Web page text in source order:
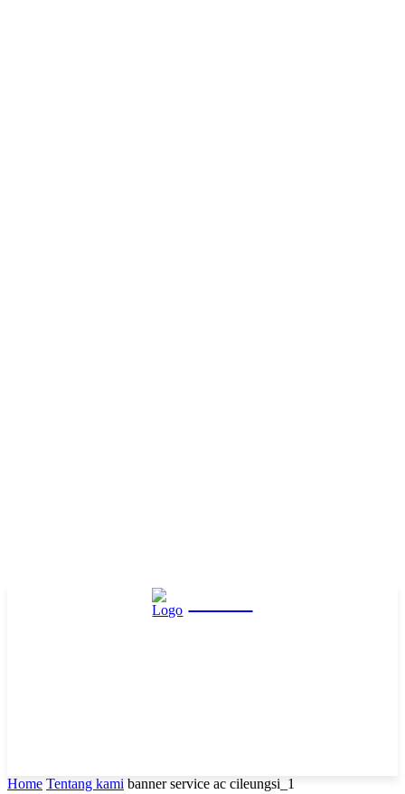
Home Tentang kami banner service ac cileungsi_1